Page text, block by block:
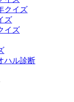
クイズ
ズ
イズ
ハル診断